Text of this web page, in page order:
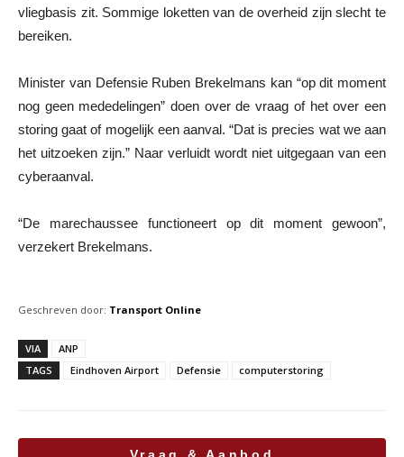
vliegbasis zit. Sommige loketten van de overheid zijn slecht te
bereiken.
Minister van Defensie Ruben Brekelmans kan “op dit moment
nog geen mededelingen” doen over de vraag of het over een
storing gaat of mogelijk een aanval. “Dat is precies wat we aan
het uitzoeken zijn.” Naar verluidt wordt niet uitgegaan van een
cyberaanval.
“De marechaussee functioneert op dit moment gewoon”,
verzekert Brekelmans.
Geschreven door: Transport Online
VIA
ANP
TAGS
Eindhoven Airport Defensie computerstoring